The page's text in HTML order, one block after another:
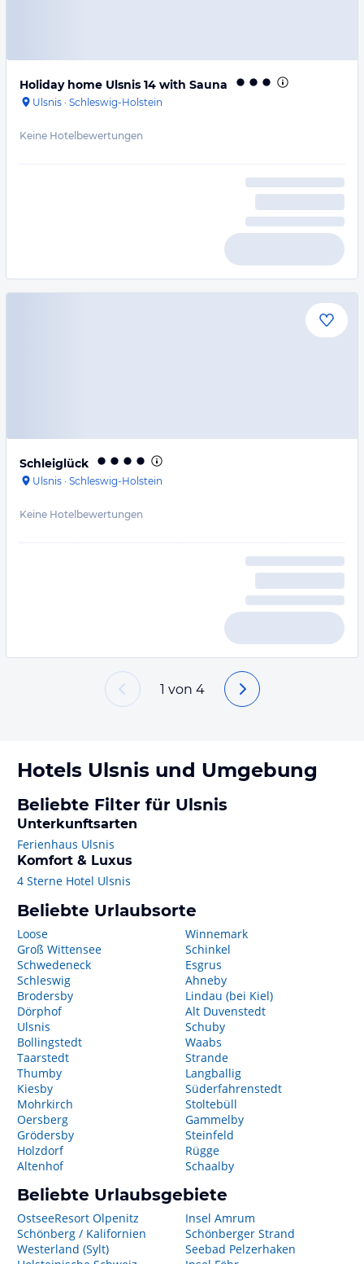
Holiday home Ulsnis 14 with Sauna
Ulsnis · Schleswig-Holstein
Keine Hotelbewertungen
Schleiglück
Ulsnis · Schleswig-Holstein
Keine Hotelbewertungen
1 von 4
Hotels Ulsnis und Umgebung
Beliebte Filter für Ulsnis
Unterkunftsarten
Ferienhaus Ulsnis
Komfort & Luxus
4 Sterne Hotel Ulsnis
Beliebte Urlaubsorte
Loose
Groß Wittensee
Schwedeneck
Schleswig
Brodersby
Dörphof
Ulsnis
Bollingstedt
Taarstedt
Thumby
Kiesby
Mohrkirch
Oersberg
Grödersby
Holzdorf
Altenhof
Winnemark
Schinkel
Esgrus
Ahneby
Lindau (bei Kiel)
Alt Duvenstedt
Schuby
Waabs
Strande
Langballig
Süderfahrenstedt
Stoltebüll
Gammelby
Steinfeld
Rügge
Schaalby
Beliebte Urlaubsgebiete
OstseeResort Olpenitz
Schönberg / Kalifornien
Westerland (Sylt)
Insel Amrum
Schönberger Strand
Seebad Pelzerhaken